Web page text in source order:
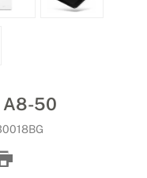
A8-50